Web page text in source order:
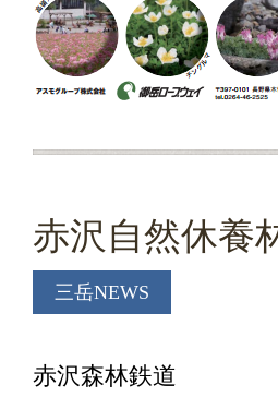
赤沢自然休
三岳NEWS
赤沢森林鉄道